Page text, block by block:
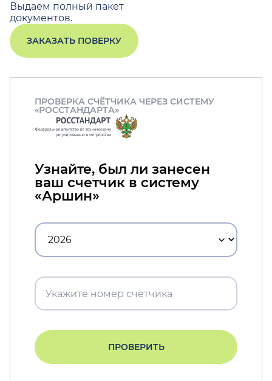
Выдаем полный пакет
документов.
ЗАКАЗАТЬ ПОВЕРКУ
ПРОВЕРКА СЧЁТЧИКА ЧЕРЕЗ СИСТЕМУ
«РОССТАНДАРТА»
Узнайте, был ли занесен
ваш счетчик в систему
«Аршин»
ПРОВЕРИТЬ